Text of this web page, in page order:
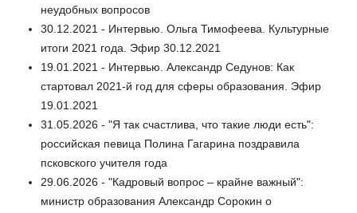
неудобных вопросов
30.12.2021 - Интервью. Ольга Тимофеева. Культурные
итоги 2021 года. Эфир 30.12.2021
19.01.2021 - Интервью. Александр Седунов: Как
стартовал 2021-й год для сферы образования. Эфир
19.01.2021
31.05.2026 - "Я так счастлива, что такие люди есть":
российская певица Полина Гагарина поздравила
псковского учителя года
29.06.2026 - "Кадровый вопрос – крайне важный":
министр образования Александр Сорокин о